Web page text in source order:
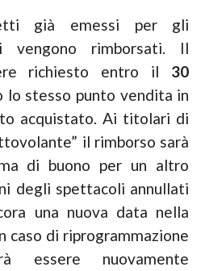
già emessi per gli
vengono rimborsati. Il
richiesto entro il 30
lo stesso punto vendita in
acquistato. Ai titolari di
il rimborso sarà
di buono per un altro
degli spettacoli annullati
una nuova data nella
caso di riprogrammazione
essere nuovamente